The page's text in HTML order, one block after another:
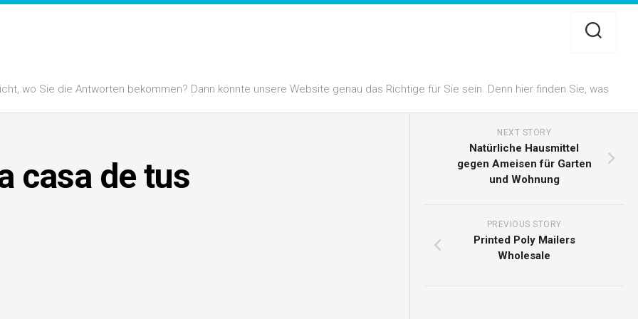
wo Sie die Antworten bekommen? Dann könnte unsere Website genau das Richtige für Sie sein. Denn hier finden Sie, was
casa de tus
NEXT STORY
Natürliche Hausmittel
gegen Ameisen für Garten
und Wohnung
PREVIOUS STORY
Printed Poly Mailers
Wholesale